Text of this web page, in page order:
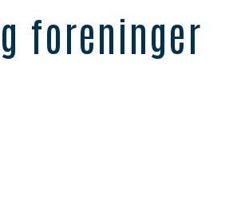
foreninger